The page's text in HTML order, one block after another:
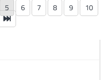
5 6 7 8 9 10